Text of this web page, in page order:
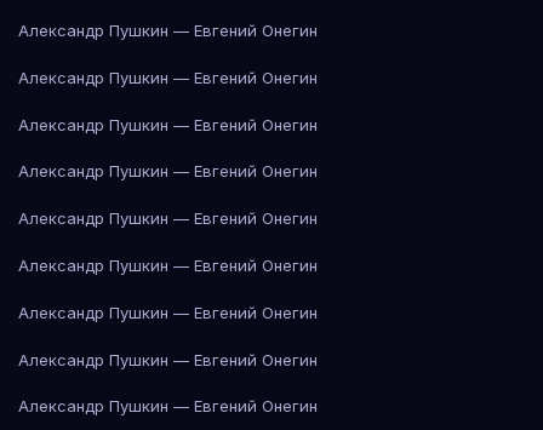
Александр Пушкин — Евгений Онегин
Александр Пушкин — Евгений Онегин
Александр Пушкин — Евгений Онегин
Александр Пушкин — Евгений Онегин
Александр Пушкин — Евгений Онегин
Александр Пушкин — Евгений Онегин
Александр Пушкин — Евгений Онегин
Александр Пушкин — Евгений Онегин
Александр Пушкин — Евгений Онегин